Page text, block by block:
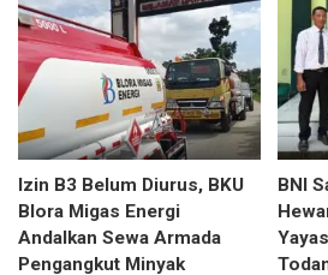
Izin B3 Belum Diurus, BKU
Blora Migas Energi
Andalkan Sewa Armada
Pengangkut Minyak
BNI